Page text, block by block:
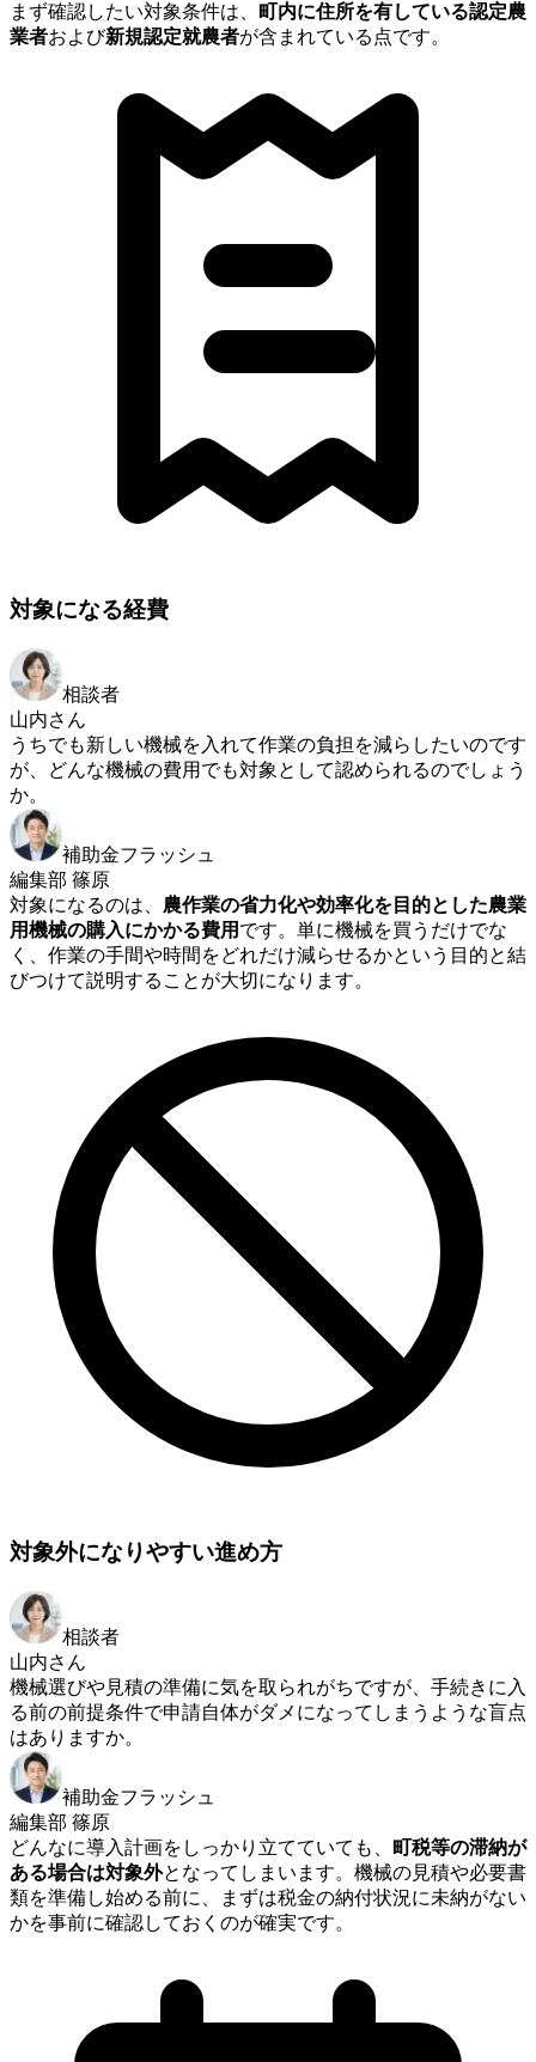
まず確認したい対象条件は、 町内に住所を有している認定農
業者および新規認定就農者が含まれている点です。
対象になる経費
相談者
山内さん
うちでも新しい機械を入れて作業の負担を減らしたいのです
が、どんな機械の費用でも対象として認められるのでしょう
か。
補助金フラッシュ
編集部 篠原
対象になるのは、 農作業の省力化や効率化を目的とした農業
用機械の購入にかかる費用 です。単に機械を買うだけでな
く、作業の手間や時間をどれだけ減らせるかという目的と結
びつけて説明することが大切になります。
対象外になりやすい進め方
相談者
山内さん
機械選びや見積の準備に気を取られがちですが、手続きに入
る前の前提条件で申請自体がダメになってしまうような盲点
はありますか。
補助金フラッシュ
編集部 篠原
どんなに導入計画をしっかり立てていても、 町税等の滞納が
ある場合は対象外となってしまいます。機械の見積や必要書
類を準備し始める前に、まずは税金の納付状況に未納がない
かを事前に確認しておくのが確実です。